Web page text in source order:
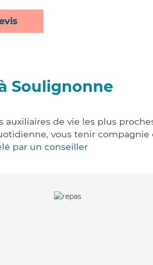
Soulignonne
de vie les plus
vous tenir
par un conseiller